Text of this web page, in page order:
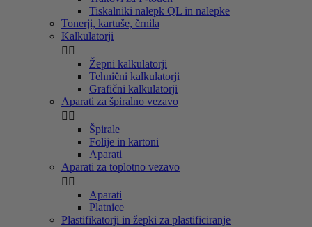
Tiskalniki nalepk QL in nalepke
Tonerji, kartuše, črnila
Kalkulatorji
 
Žepni kalkulatorji
Tehnični kalkulatorji
Grafični kalkulatorji
Aparati za špiralno vezavo
 
Špirale
Folije in kartoni
Aparati
Aparati za toplotno vezavo
 
Aparati
Platnice
Plastifikatorji in žepki za plastificiranje